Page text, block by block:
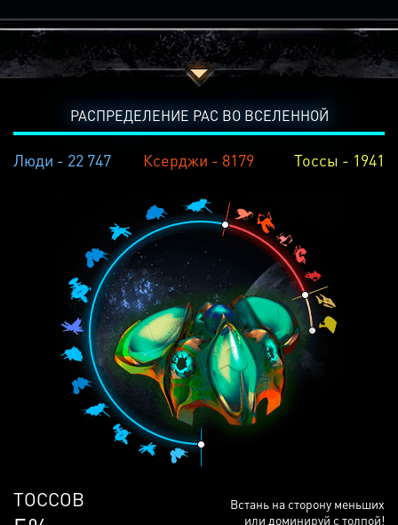
РАСПРЕДЕЛЕНИЕ РАС ВО ВСЕЛЕННОЙ
Люди - 22 747 Ксерджи - 8179 Тоссы - 1941
ЛЮДЕЙ
Встань на сторону меньших
или доминируй с толпой!